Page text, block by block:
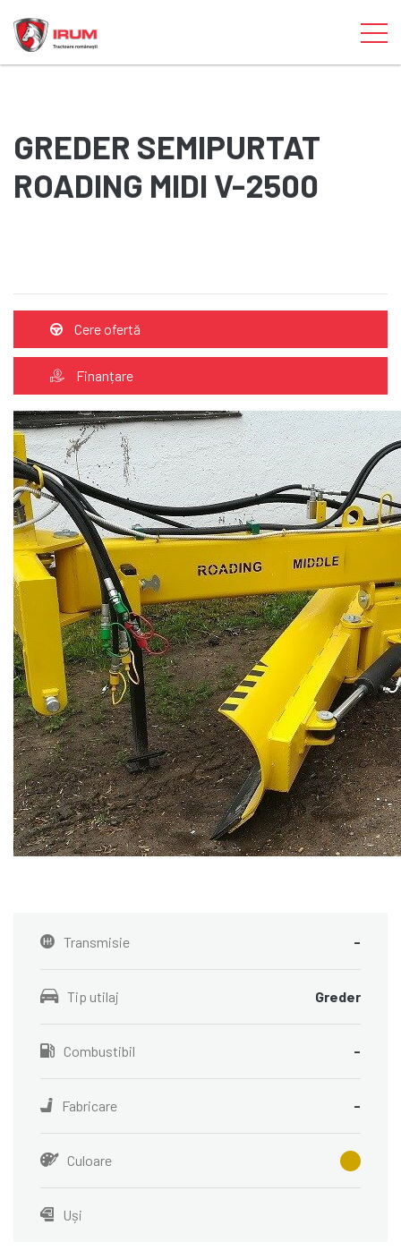
GREDER SEMIPURTAT
ROADING MIDI V-2500
Cere ofertă
Finanțare
Transmisie -
Tip utilaj Greder
Combustibil -
Fabricare -
Culoare
Uși